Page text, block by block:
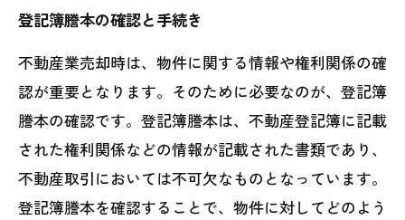
登記簿謄本の確認と手続き
不動産業売却時は、物件に関する情報や権利関係の確
認が重要となります。そのために必要なのが、登記簿
謄本の確認です。登記簿謄本は、不動産登記簿に記載
された権利関係などの情報が記載された書類であり、
不動産取引においては不可欠なものとなっています。
登記簿謄本を確認することで、物件に対してどのよう